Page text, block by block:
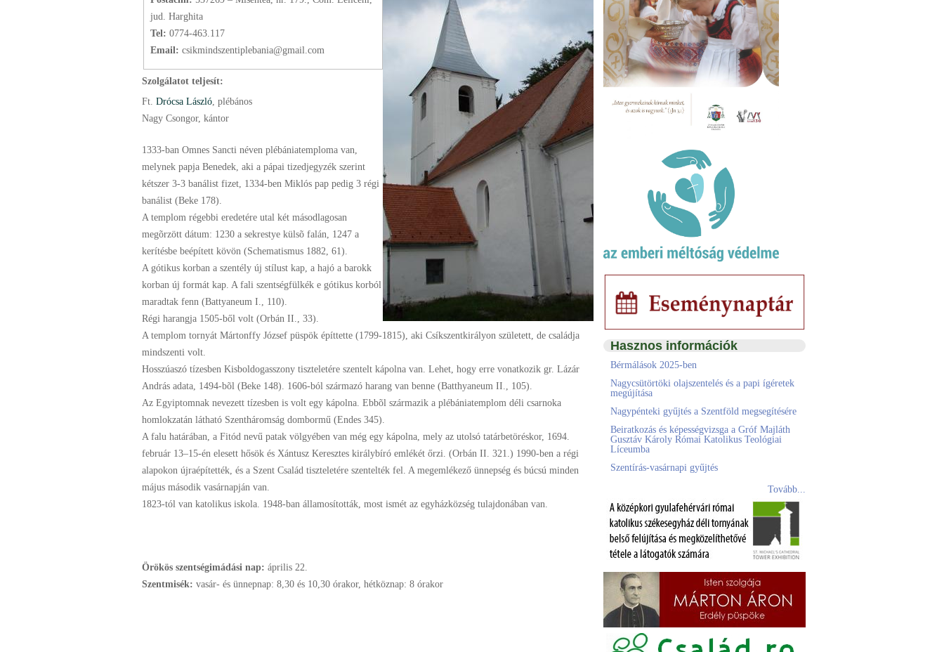
jud. Harghita
Tel: 0774-463.117
Email: csikmindszentiplebania@gmail.com
Szolgálatot teljesít:
Ft. Drócsa László , plébános
Nagy Csongor, kántor
1333-ban Omnes Sancti néven plébániatemploma van,
melynek papja Benedek, aki a pápai tizedjegyzék szerint
kétszer 3-3 banálist fizet, 1334-ben Miklós pap pedig 3 régi
banálist (Beke 178).
A templom régebbi eredetére utal két másodlagosan
megõrzött dátum: 1230 a sekrestye külsõ falán, 1247 a
kerítésbe beépített kövön (Schematismus 1882, 61).
A gótikus korban a szentély új stílust kap, a hajó a barokk
korban új formát kap. A fali szentségfülkék e gótikus korból
maradtak fenn (Battyaneum I., 110).
Régi harangja 1505-ből volt (Orbán II., 33).
A templom tornyát Mártonffy József püspök építtette (1799-1815), aki Csíkszentkirályon született, de családja
mindszenti volt.
Hosszúaszó tízesben Kisboldogasszony tiszteletére szentelt kápolna van. Lehet, hogy erre vonatkozik gr. Lázár
András adata, 1494-bõl (Beke 148). 1606-ból származó harang van benne (Batthyaneum II., 105).
Az Egyiptomnak nevezett tízesben is volt egy kápolna. Ebbõl származik a plébániatemplom déli csarnoka
homlokzatán látható Szentháromság dombormű (Endes 345).
A falu határában, a Fitód nevű patak völgyében van még egy kápolna, mely az utolsó tatárbetöréskor, 1694.
február 13–15-én elesett hősök és Xántusz Keresztes királybíró emlékét őrzi. (Orbán II. 321.) 1990-ben a régi
alapokon újraépítették, és a Szent Család tiszteletére szentelték fel. A megemlékező ünnepség és búcsú minden
május második vasárnapján van.
1823-tól van katolikus iskola. 1948-ban államosították, most ismét az egyházközség tulajdonában van.
Örökös szentségimádási nap: április 22.
Szentmisék: vasár- és ünnepnap: 8,30 és 10,30 órakor, hétköznap: 8 órakor
Hasznos információk
Bérmálások 2025-ben
Nagycsütörtöki olajszentelés és a papi ígéretek
megújítása
Nagypénteki gyűjtés a Szentföld megsegítésére
Beiratkozás és képességvizsga a Gróf Majláth
Gusztáv Károly Római Katolikus Teológiai
Líceumba
Szentírás-vasárnapi gyűjtés
Tovább...